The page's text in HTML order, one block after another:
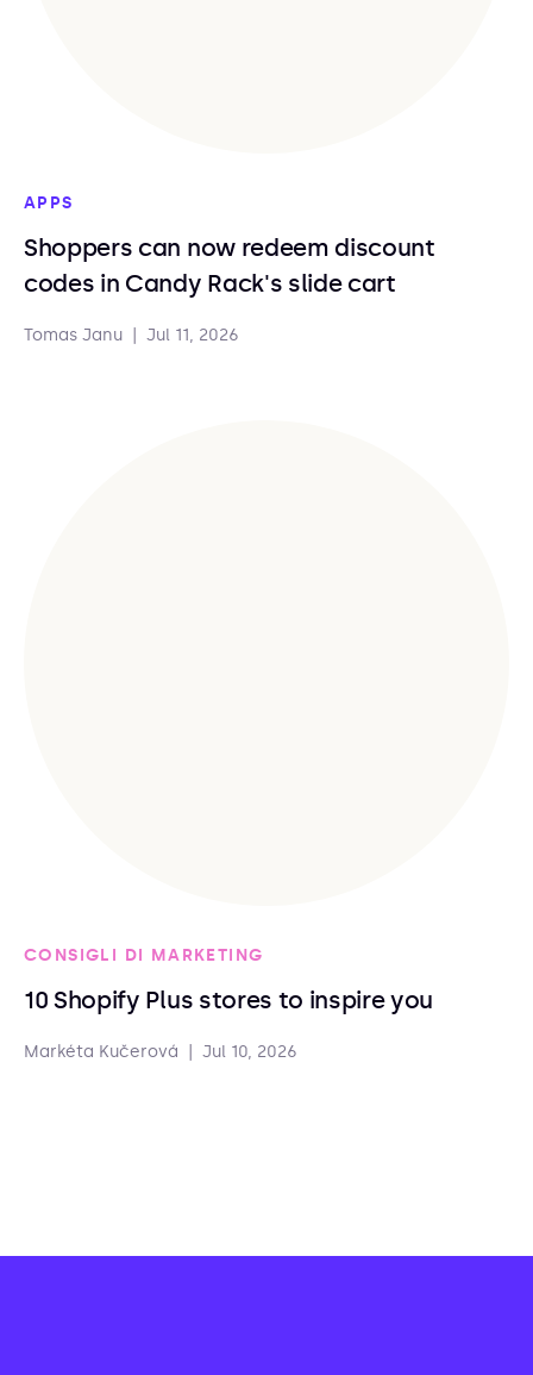
APPS
Shoppers can now redeem discount
codes in Candy Rack's slide cart
Tomas Janu Jul 11, 2026
CONSIGLI DI MARKETING
10 Shopify Plus stores to inspire you
Markéta Kučerová Jul 10, 2026